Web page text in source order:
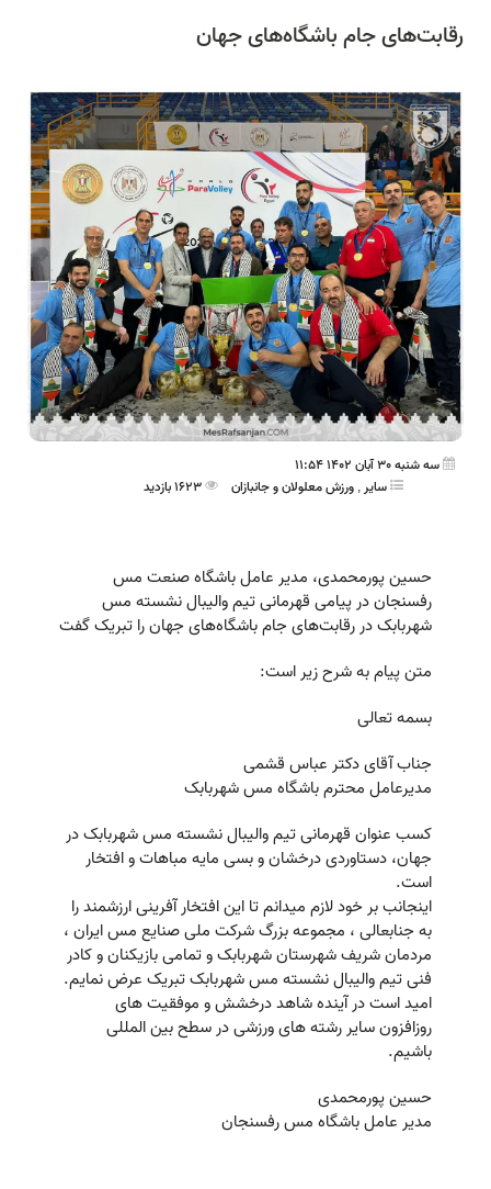
رقابت‌های جام باشگاه‌های جهان
سه شنبه 30 آبان 1402 11:54
ساير, ورزش معلولان و جانبازان
حسین پورمحمدی، مدیر عامل باشگاه صنعت مس
رفسنجان در پیامی قهرمانی تیم والیبال نشسته مس
شهربابک در رقابت‌های جام باشگاه‌های جهان را تبریک گفت
متن پیام به شرح زیر است:
بسمه تعالی
جناب آقای دکتر عباس قشمی
مدیرعامل محترم باشگاه مس شهربابک
کسب عنوان قهرمانی تیم والیبال نشسته مس شهربابک در
جهان، دستاوردی درخشان و بسی مایه مباهات و افتخار
است.
اینجانب بر خود لازم میدانم تا این افتخار آفرینی ارزشمند را
به جنابعالی ، مجموعه بزرگ شرکت ملی صنایع مس ایران ،
مردمان شریف شهرستان شهربابک و تمامی بازیکنان و کادر
فنی تیم والیبال نشسته مس شهربابک تبریک عرض نمایم.
امید است در آینده شاهد درخشش و موفقیت های
روزافزون سایر رشته های ورزشی در سطح بین المللی
باشیم.
حسین پورمحمدی
مدیر عامل باشگاه مس رفسنجان